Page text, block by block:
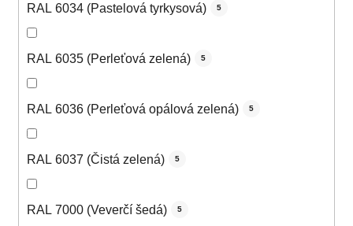
RAL 6034 (Pastelová tyrkysová) 5
RAL 6035 (Perleťová zelená) 5
RAL 6036 (Perleťová opálová zelená) 5
RAL 6037 (Čistá zelená) 5
RAL 7000 (Veverčí šedá) 5